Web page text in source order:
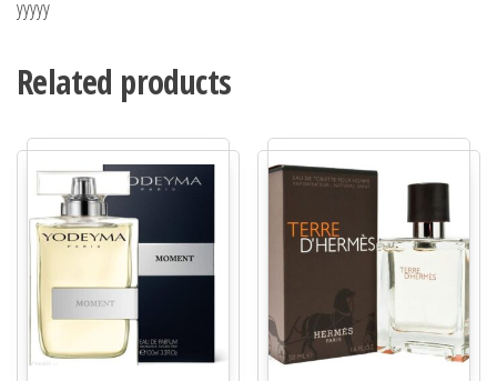
yyyyy
Related products